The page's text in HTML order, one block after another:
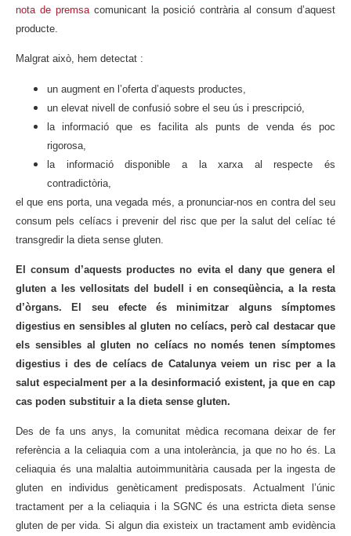
nota de premsacomunicant la posició contrària al consum d’aquest
producte.
Malgrat això, hem detectat :
un augment en l’oferta d’aquests productes,
un elevat nivell de confusió sobre el seu ús i prescripció,
la informació que es facilita als punts de venda és poc
rigorosa,
la informació disponible a la xarxa al respecte és
contradictòria,
el que ens porta, una vegada més, a pronunciar-nos en contra del seu
consum pels celíacs i prevenir del risc que per la salut del celíac té
transgredir la dieta sense gluten.
El consum d’aquests productes no evita el dany que genera el
gluten a les vellositats del budell i en conseqüència, a la resta
d’òrgans. El seu efecte és minimitzar alguns símptomes
digestius en sensibles al gluten no celíacs, però cal destacar que
els sensibles al gluten no celíacs no només tenen símptomes
digestius i des de celíacs de Catalunya veiem un risc per a la
salut especialment per a la desinformació existent, ja que en cap
cas poden substituir a la dieta sense gluten.
Des de fa uns anys, la comunitat mèdica recomana deixar de fer
referència a la celiaquia com a una intolerància, ja que no ho és. La
celiaquia és una malaltia autoimmunitària causada per la ingesta de
gluten en individus genèticament predisposats. Actualment l’únic
tractament per a la celiaquia i la SGNC és una estricta dieta sense
gluten de per vida. Si algun dia existeix un tractament amb evidència